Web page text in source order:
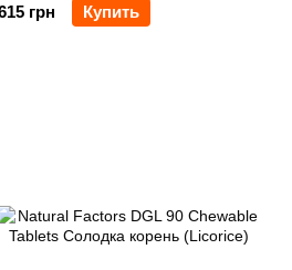
грн
Купить